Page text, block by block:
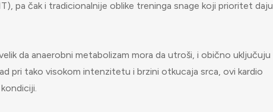
pa čak i tradicionalnije oblike treninga snage koji prioritet daju
da anaerobni metabolizam mora da utroši, i obično uključuju
pri tako visokom intenzitetu i brzini otkucaja srca, ovi kardio